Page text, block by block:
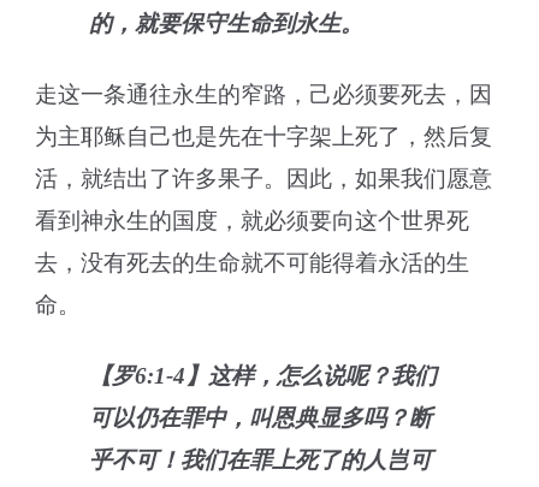
的，就要保守生命到永生。
走这一条通往永生的窄路，己必须要死去，因
为主耶稣自己也是先在十字架上死了，然后复
活，就结出了许多果子。因此，如果我们愿意
看到神永生的国度，就必须要向这个世界死
去，没有死去的生命就不可能得着永活的生
命。
【罗6:1-4】这样，怎么说呢？我们
可以仍在罪中，叫恩典显多吗？断
乎不可！我们在罪上死了的人岂可